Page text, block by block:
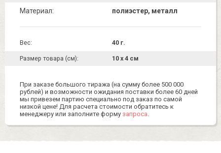
Материал:
полиэстер, металл
Вес: 40 г.
Размер товара (см): 10 х 4 см
При заказе большого тиража (на сумму более 500 000
рублей) и возможности ожидания поставки более 60 дней
мы привезем партию специально под заказ по самой
низкой цене! Для расчета стоимости обратитесь к
менеджеру или заполните форму запроса.